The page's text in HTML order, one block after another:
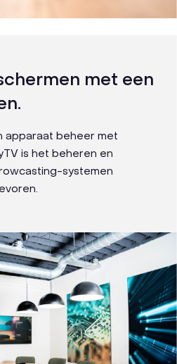
met een
apparaat beheer met
is het beheren en
systemen